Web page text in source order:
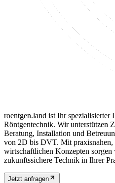
roentgen.land ist Ihr spezialisierter
Röntgentechnik. Wir unterstützen
Beratung, Installation und
von 2D bis DVT. Mit praxisnahen,
wirtschaftlichen Konzepten
zukunftssichere Technik in Ihrer
Jetzt anfragen